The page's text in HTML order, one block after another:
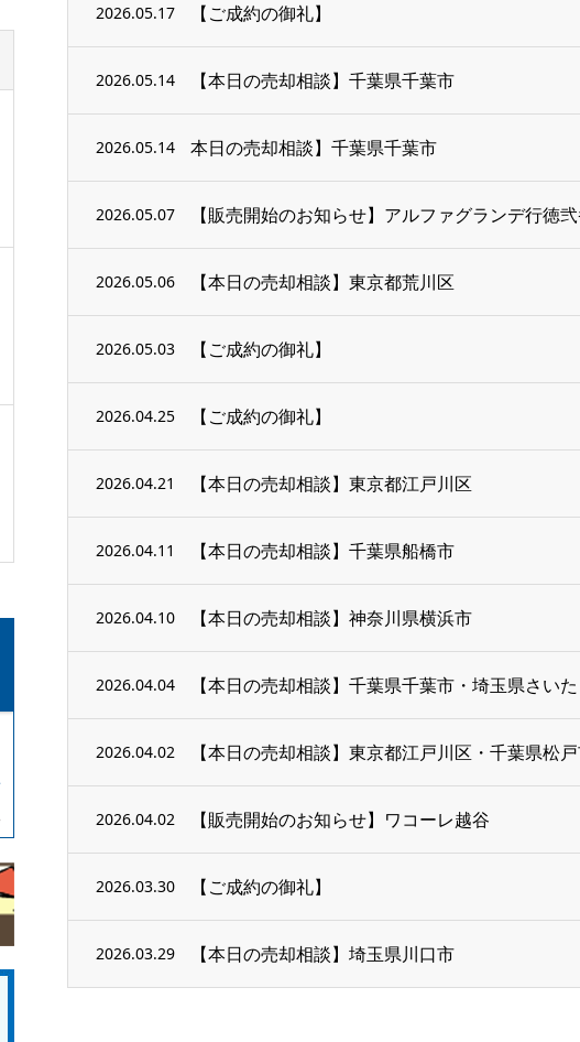
2026.05.17 【ご成約の御礼】
2026.05.14 【本日の売却相談】千葉県千葉市
2026.05.14 本日の売却相談】千葉県千葉市
2026.05.07 【販売開始のお知らせ】アルファグランデ行徳
2026.05.06 【本日の売却相談】東京都荒川区
2026.05.03 【ご成約の御礼】
2026.04.25 【ご成約の御礼】
2026.04.21 【本日の売却相談】東京都江戸川区
2026.04.11 【本日の売却相談】千葉県船橋市
2026.04.10 【本日の売却相談】神奈川県横浜市
2026.04.04 【本日の売却相談】千葉県千葉市・埼玉県さい
2026.04.02 【本日の売却相談】東京都江戸川区・千葉県松
2026.04.02 【販売開始のお知らせ】ワコーレ越谷
2026.03.30 【ご成約の御礼】
2026.03.29 【本日の売却相談】埼玉県川口市